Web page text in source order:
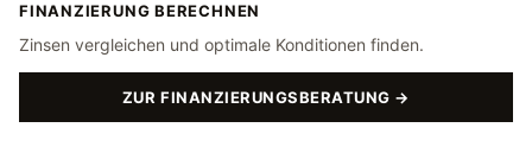
FINANZIERUNG BERECHNEN
Zinsen vergleichen und optimale Konditionen finden.
ZUR FINANZIERUNGSBERATUNG →